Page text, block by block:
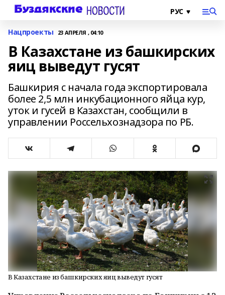
Нацпроекты 23 АПРЕЛЯ , 04:10
В Казахстане из башкирских
яиц выведут гусят
Башкирия с начала года экспортировала
более 2,5 млн инкубационного яйца кур,
уток и гусей в Казахстан, сообщили в
управлении Россельхознадзора по РБ.
В Казахстане из башкирских яиц выведут гусят